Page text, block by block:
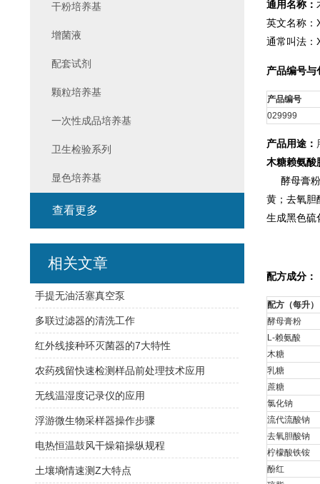
通用名称：
英文名称：
通常叫法：
产品编号与
产品编号
029999
产品用途：
木糖赖氨酸
酵母膏粉
黄；去氧胆
生成黑色硫
配方成分：
配方（每升）
酵母膏粉
L-赖氨酸
木糖
乳糖
蔗糖
氯化钠
流代流酸钠
去氧胆酸钠
柠檬酸铁铵
酚红
干粉培养基
增菌液
配套试剂
颗粒培养基
一次性成品培养基
卫生检验系列
显色培养基
查看更多
相关文章
手提无油活塞真空泵
多联过滤器的清洗工作
红外线接种环灭菌器的7大特性
农药残留快速检测样品前处理技术应用
无线温湿度记录仪的应用
浮游微生物采样器操作步骤
电热恒温鼓风干燥箱操纵规程
土壤墒情速测Z大特点